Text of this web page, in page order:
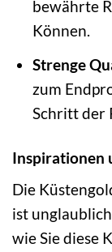
bewährte
Können.
Strenge
zum
Schritt der
Inspirationen
Die
ist
wie Sie diese